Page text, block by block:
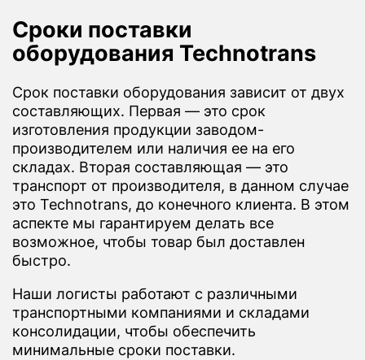
Сроки поставки
оборудования Technotrans
Срок поставки оборудования зависит от двух
составляющих. Первая — это срок
изготовления продукции заводом-
производителем или наличия ее на его
складах. Вторая составляющая — это
транспорт от производителя, в данном случае
это Technotrans, до конечного клиента. В этом
аспекте мы гарантируем делать все
возможное, чтобы товар был доставлен
быстро.
Наши логисты работают с различными
транспортными компаниями и складами
консолидации, чтобы обеспечить
минимальные сроки поставки.